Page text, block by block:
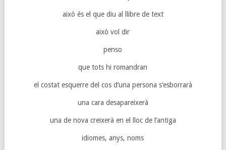
això és el que diu al llibre de text
això vol dir
penso
que tots hi romandran
el costat esquerre del cos d’una persona s’esborrarà
una cara desapareixerà
una de nova creixerà en el lloc de l’antiga
idiomes, anys, noms